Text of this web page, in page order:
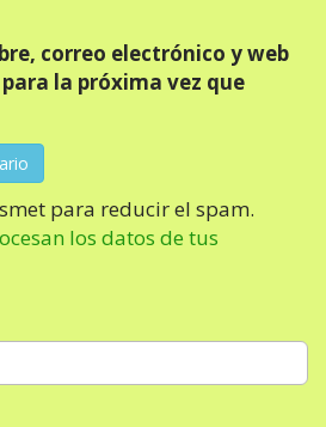
correo electrónico y web
la próxima vez que
para reducir el spam.
los datos de tus